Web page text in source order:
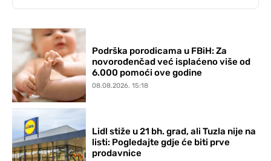
Podrška porodicama u FBiH: Za
novorođenčad već isplaćeno više od
6.000 pomoći ove godine
08.08.2026. 15:18
Lidl stiže u 21 bh. grad, ali Tuzla nije na
listi: Pogledajte gdje će biti prve
prodavnice